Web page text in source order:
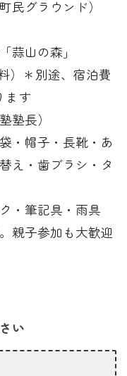
民グラウンド）
蒜山の森」
）＊別途、宿泊費
ます
塾長）
・帽子・長靴・あ
え・歯ブラシ・タ
・筆記具・雨具
親子参加も大歓迎
い